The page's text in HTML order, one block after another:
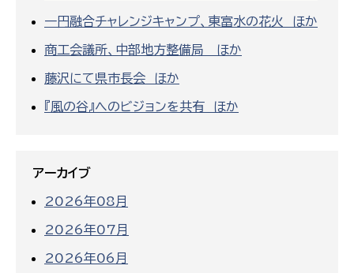
一円融合チャレンジキャンプ、東富水の花火 ほか
商工会議所、中部地方整備局 ほか
藤沢にて県市長会 ほか
『風の谷』へのビジョンを共有 ほか
アーカイブ
2026年08月
2026年07月
2026年06月